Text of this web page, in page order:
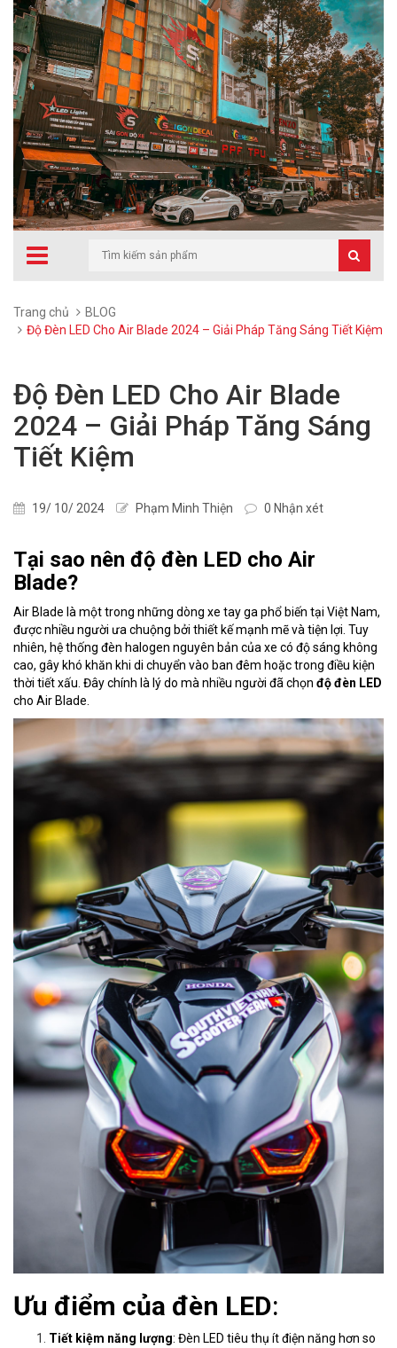
Trang chủ
BLOG
Độ Đèn LED Cho Air Blade 2024 – Giải Pháp Tăng Sáng Tiết Kiệm
Độ Đèn LED Cho Air Blade
2024 – Giải Pháp Tăng Sáng
Tiết Kiệm
19/ 10/ 2024 Phạm Minh Thiện 0 Nhận xét
Tại sao nên độ đèn LED cho Air
Blade?
Air Blade là một trong những dòng xe tay ga phổ biến tại Việt Nam,
được nhiều người ưa chuộng bởi thiết kế mạnh mẽ và tiện lợi. Tuy
nhiên, hệ thống đèn halogen nguyên bản của xe có độ sáng không
cao, gây khó khăn khi di chuyển vào ban đêm hoặc trong điều kiện
thời tiết xấu. Đây chính là lý do mà nhiều người đã chọn độ đèn LED
cho Air Blade.
Ưu điểm của đèn LED:
Tiết kiệm năng lượng: Đèn LED tiêu thụ ít điện năng hơn so